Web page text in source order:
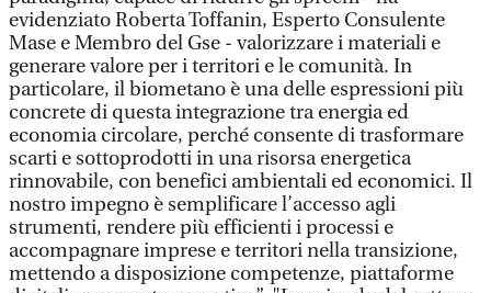
evidenziato Roberta Toffanin, Esperto Consulente
Mase e Membro del Gse - valorizzare i materiali e
generare valore per i territori e le comunità. In
particolare, il biometano è una delle espressioni più
concrete di questa integrazione tra energia ed
economia circolare, perché consente di trasformare
scarti e sottoprodotti in una risorsa energetica
rinnovabile, con benefici ambientali ed economici. Il
nostro impegno è semplificare l’accesso agli
strumenti, rendere più efficienti i processi e
accompagnare imprese e territori nella transizione,
mettendo a disposizione competenze, piattaforme